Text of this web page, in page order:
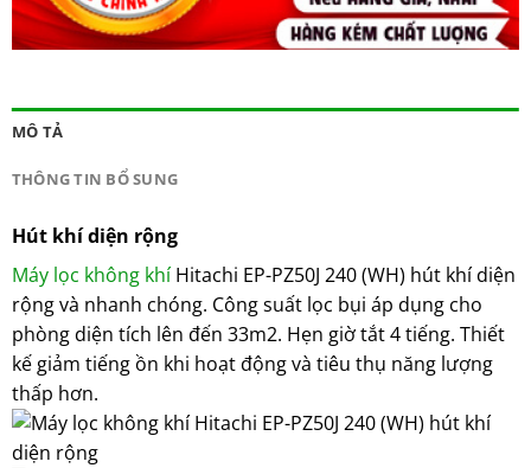
MÔ TẢ
THÔNG TIN BỔ SUNG
Hút khí diện rộng
Máy lọc không khíHitachi EP-PZ50J 240 (WH) hút khí diện
rộng và nhanh chóng. Công suất lọc bụi áp dụng cho
phòng diện tích lên đến 33m2. Hẹn giờ tắt 4 tiếng. Thiết
kế giảm tiếng ồn khi hoạt động và tiêu thụ năng lượng
thấp hơn.